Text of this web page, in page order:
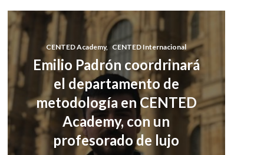
CENTED Academy, CENTED Internacional
Emilio Padrón coordrinará
el departamento de
metodología en CENTED
Academy, con un
profesorado de lujo